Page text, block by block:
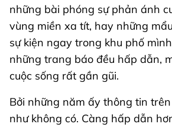
những bài phóng sự phản ánh
vùng miền xa tít, hay những
sự kiện ngay trong khu phố
những trang báo đều hấp dẫn,
cuộc sống rất gần gũi.
Bởi những năm ấy thông tin
như không có. Càng hấp dẫn